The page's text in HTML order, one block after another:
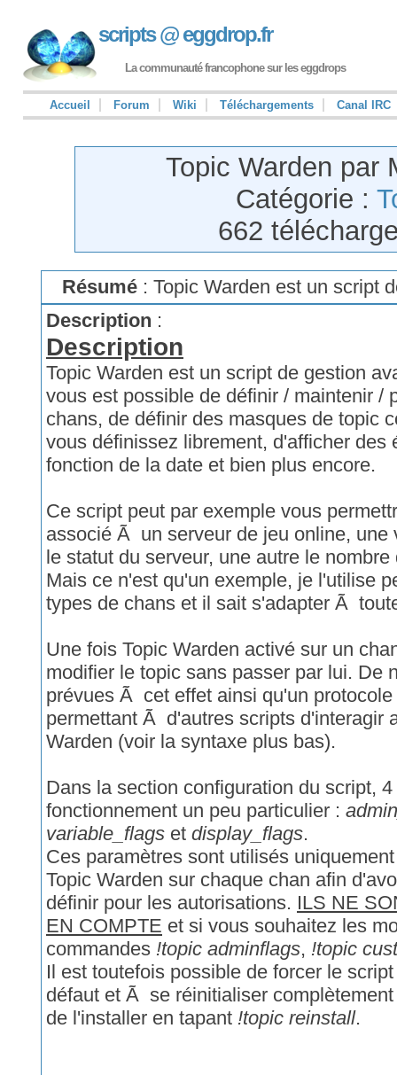
scripts @ eggdrop.fr
La communauté francophone sur les eggdrops
Accueil Forum Wiki Téléchargements Canal IRC
Topic Warden par
Catégorie :
662
Résumé : Topic Warden est un script
Description :
Description
Topic Warden est un script de gestion
vous est possible de définir / maintenir /
chans, de définir des masques de topic
vous définissez librement, d'afficher des
fonction de la date et bien plus encore.
Ce script peut par exemple vous
associé Ã un serveur de jeu online, une
le statut du serveur, une autre le
Mais ce n'est qu'un exemple, je l'utilise
types de chans et il sait s'adapter Ã
Une fois Topic Warden activé sur un
modifier le topic sans passer par lui. De
prévues Ã cet effet ainsi qu'un
permettant Ã d'autres scripts d'interagir
Warden (voir la syntaxe plus bas).
Dans la section configuration du script,
fonctionnement un peu particulier :
variable_flags et display_flags.
Ces paramètres sont utilisés
Topic Warden sur chaque chan afin
définir pour les autorisations. ILS NE
EN COMPTE et si vous souhaitez les
commandes !topic adminflags, !topic
Il est toutefois possible de forcer le
défaut et Ã se réinitialiser
de l'installer en tapant !topic reinstall.